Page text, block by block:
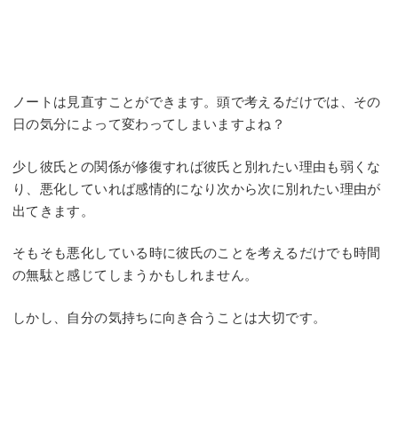
ノートは見直すことができます。頭で考えるだけでは、その
日の気分によって変わってしまいますよね？
少し彼氏との関係が修復すれば彼氏と別れたい理由も弱くな
り、悪化していれば感情的になり次から次に別れたい理由が
出てきます。
そもそも悪化している時に彼氏のことを考えるだけでも時間
の無駄と感じてしまうかもしれません。
しかし、自分の気持ちに向き合うことは大切です。